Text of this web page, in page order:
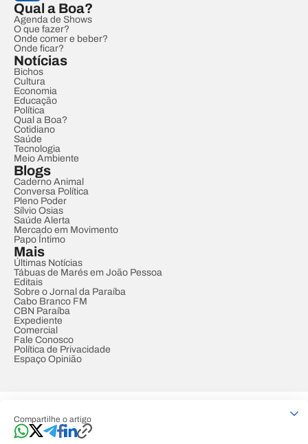
Compartilhe o artigo
Qual a Boa?
Agenda de Shows
O que fazer?
Onde comer e beber?
Onde ficar?
Notícias
Bichos
Cultura
Economia
Educação
Política
Qual a Boa?
Cotidiano
Saúde
Tecnologia
Meio Ambiente
Blogs
Caderno Animal
Conversa Política
Pleno Poder
Sílvio Osias
Saúde Alerta
Mercado em Movimento
Papo Íntimo
Mais
Últimas Notícias
Tábuas de Marés em João Pessoa
Editais
Sobre o Jornal da Paraíba
Cabo Branco FM
CBN Paraíba
Expediente
Comercial
Fale Conosco
Política de Privacidade
Espaço Opinião
Developed by Designed by